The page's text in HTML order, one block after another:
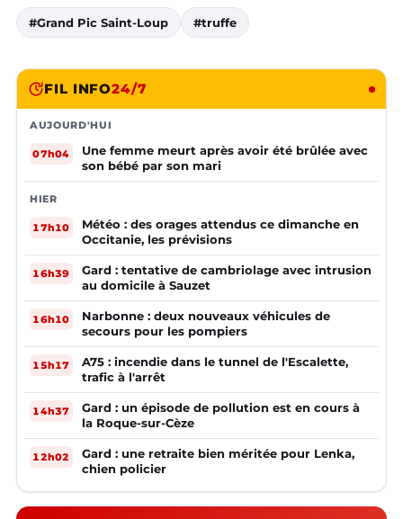
#Grand Pic Saint-Loup #truffe
FIL INFO24/7
AUJOURD'HUI
07h04
Une femme meurt après avoir été brûlée avec
son bébé par son mari
HIER
17h10
Météo : des orages attendus ce dimanche en
Occitanie, les prévisions
16h39
Gard : tentative de cambriolage avec intrusion
au domicile à Sauzet
16h10
Narbonne : deux nouveaux véhicules de
secours pour les pompiers
15h17
A75 : incendie dans le tunnel de l'Escalette,
trafic à l'arrêt
14h37
Gard : un épisode de pollution est en cours à
la Roque-sur-Cèze
12h02
Gard : une retraite bien méritée pour Lenka,
chien policier